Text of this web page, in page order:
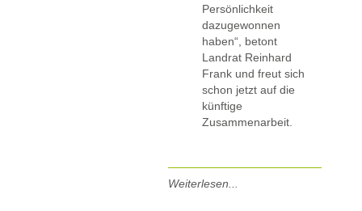
Persönlichkeit
dazugewonnen
haben“, betont
Landrat Reinhard
Frank und freut sich
schon jetzt auf die
künftige
Zusammenarbeit.
Weiterlesen...